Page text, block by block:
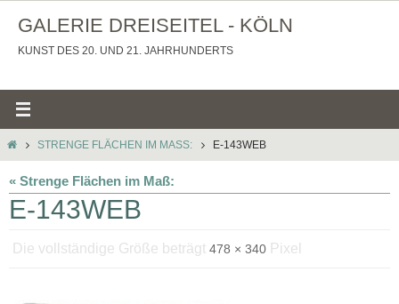
Inhalt
springen
GALERIE DREISEITEL - KÖLN
KUNST DES 20. UND 21. JAHRHUNDERTS
STARTSEITE
STRENGE FLÄCHEN IM MASS: E-143WEB
« Strenge Flächen im Maß:
E-143WEB
Die vollständige Größe beträgt 478 × 340 Pixel